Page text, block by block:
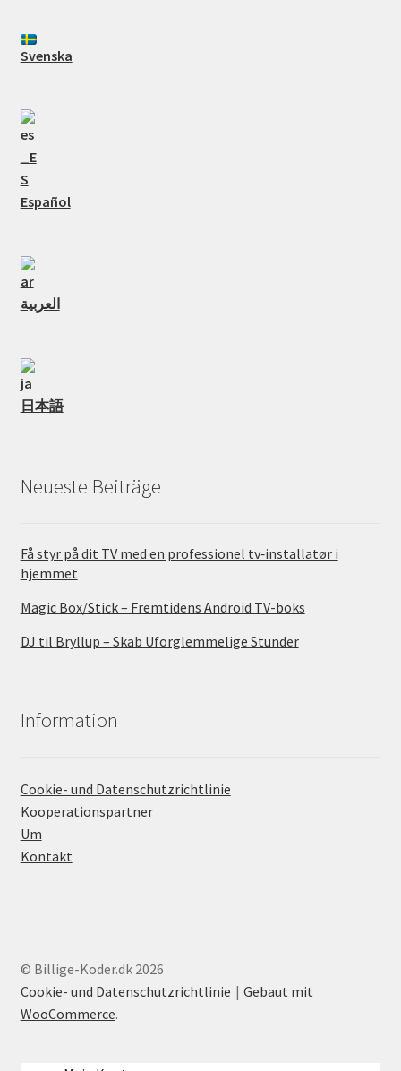
Svenska
Español
العربية
日本語
Neueste Beiträge
Få styr på dit TV med en professionel tv‑installatør i
hjemmet
Magic Box/Stick – Fremtidens Android TV-boks
DJ til Bryllup – Skab Uforglemmelige Stunder
Information
Cookie- und Datenschutzrichtlinie
Kooperationspartner
Um
Kontakt
© Billige-Koder.dk 2026
Cookie- und Datenschutzrichtlinie
Gebaut mit
WooCommerce.